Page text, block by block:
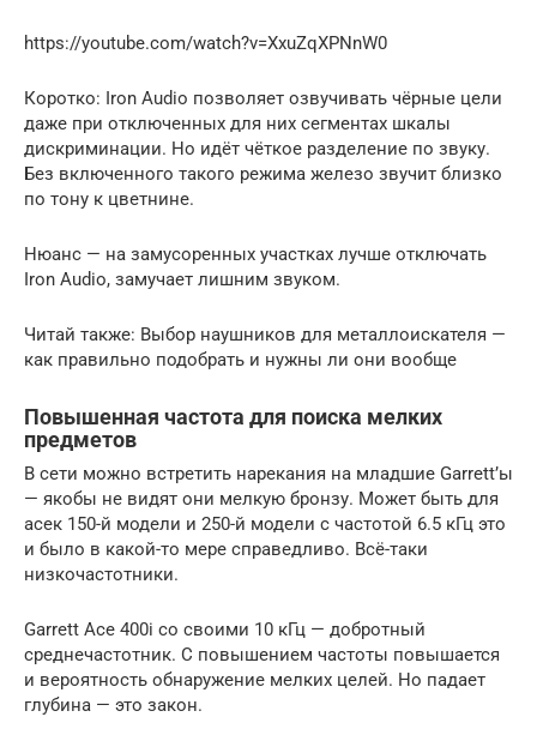
https://youtube.com/watch?v=XxuZqXPNnW0
Коротко: Iron Audio позволяет озвучивать чёрные цели
даже при отключенных для них сегментах шкалы
дискриминации. Но идёт чёткое разделение по звуку.
Без включенного такого режима железо звучит близко
по тону к цветнине.
Нюанс — на замусоренных участках лучше отключать
Iron Audio, замучает лишним звуком.
Читай также: Выбор наушников для металлоискателя —
как правильно подобрать и нужны ли они вообще
Повышенная частота для поиска мелких
предметов
В сети можно встретить нарекания на младшие Garrett’ы
— якобы не видят они мелкую бронзу. Может быть для
асек 150-й модели и 250-й модели с частотой 6.5 кГц это
и было в какой-то мере справедливо. Всё-таки
низкочастотники.
Garrett Ace 400i со своими 10 кГц — добротный
среднечастотник. С повышением частоты повышается
и вероятность обнаружение мелких целей. Но падает
глубина — это закон.